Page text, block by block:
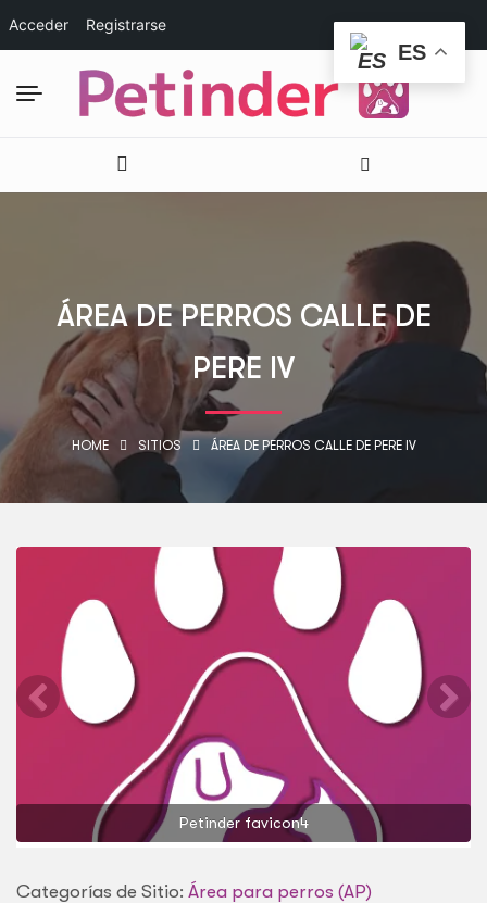
Acceder Registrarse
ÁREA DE PERROS CALLE DE
PERE IV
HOME SITIOS ÁREA DE PERROS CALLE DE PERE IV
Petinder favicon4
Categorías de Sitio: Área para perros (AP)
ES